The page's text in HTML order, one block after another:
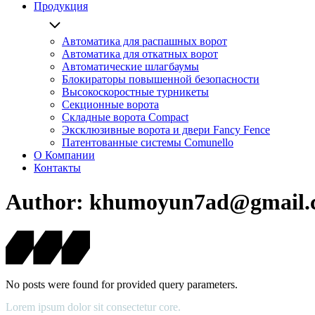
Продукция
Автоматика для распашных ворот
Автоматика для откатных ворот
Автоматические шлагбаумы
Блокираторы повышенной безопасности
Высокоскоростные турникеты
Секционные ворота
Складные ворота Compact
Эксклюзивные ворота и двери Fancy Fence
Патентованные системы Comunello
О Компании
Контакты
Author:
No posts were found for provided query parameters.
Lorem ipsum dolor sit consectetur core.